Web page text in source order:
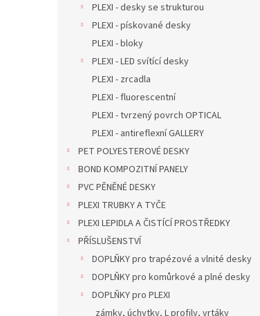
PLEXI - desky se strukturou
PLEXI - pískované desky
PLEXI - bloky
PLEXI - LED svítící desky
PLEXI - zrcadla
PLEXI - fluorescentní
PLEXI - tvrzený povrch OPTICAL
PLEXI - antireflexní GALLERY
PET POLYESTEROVÉ DESKY
BOND KOMPOZITNÍ PANELY
PVC PĚNĚNÉ DESKY
PLEXI TRUBKY A TYČE
PLEXI LEPIDLA A ČISTÍCÍ PROSTŘEDKY
PŘÍSLUŠENSTVÍ
DOPLŇKY pro trapézové a vlnité desky
DOPLŇKY pro komůrkové a plné desky
DOPLŇKY pro PLEXI
zámky, úchytky, L profily, vrtáky